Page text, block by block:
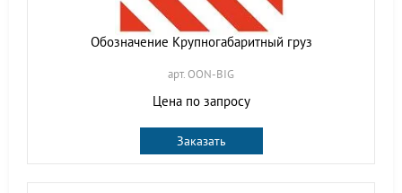
Обозначение Крупногабаритный груз
арт. OON-BIG
Цена по запросу
Заказать